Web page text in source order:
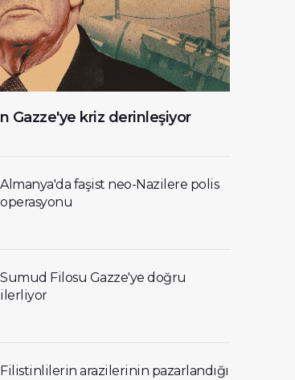
Gazze'ye kriz derinleşiyor
Almanya'da faşist neo-Nazilere polis
operasyonu
Sumud Filosu Gazze'ye doğru
ilerliyor
Filistinlilerin arazilerinin pazarlandığı